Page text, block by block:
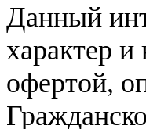
Данный
характер
офертой,